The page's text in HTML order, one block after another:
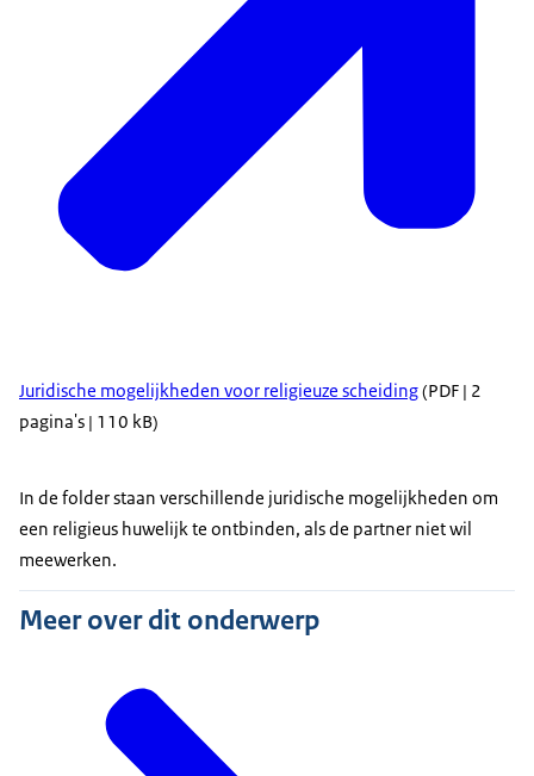
Juridische mogelijkheden voor religieuze scheiding(PDF | 2
pagina's | 110 kB)
In de folder staan verschillende juridische mogelijkheden om
een religieus huwelijk te ontbinden, als de partner niet wil
meewerken.
Meer over dit onderwerp